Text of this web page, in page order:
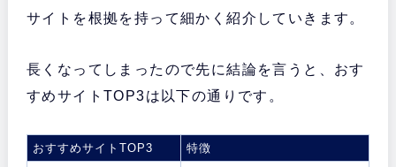
サイトを根拠を持って細かく紹介していきます。
長くなってしまったので先に結論を言うと、おす
すめサイトTOP3は以下の通りです。
おすすめサイトTOP3 特徴